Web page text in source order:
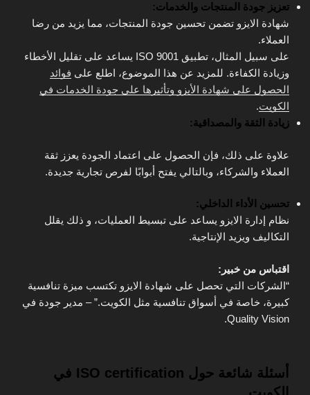
تعزيز جودة المنتجات والخدمات:
شهادة الايزو تضمن تحسين جودة المنتجات، مما يزيد من رضا
العملاء.
على سبيل المثال، تطبيق ISO 9001 يساعد على تقليل الأخطاء
وزيادة الكفاءة. للمزيد عن هذا الموضوع، اطلع على فوائد
الحصول على شهادة الأيزو وتأثيرها على جودة الخدمات في
الكويت.
زيادة الثقة والمصداقية:
علاوة على ذلك، فإن الحصول على اعتماد الجودة يعزز ثقة
العملاء والشركاء، وبالتالي يفتح أبوابًا لفرص تجارية جديدة.
تحسين الأداء الداخلي:
نظام إدارة الايزو يساعد على تبسيط العمليات، و ذلك يقلل
التكاليف ويزيد الإنتاجية.
اقتباس من خبير:
“الشركات التي تحصل على شهادة الايزو تكتسب ميزة تنافسية
كبيرة، خاصة في أسواق تنافسية مثل الكويت.” – مدير جودة في
Quality Vision.
أسئلة شائعة حول ISO certification في